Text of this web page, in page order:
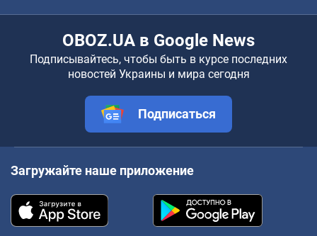
OBOZ.UA в Google News
Подписывайтесь, чтобы быть в курсе последних
новостей Украины и мира сегодня
Подписаться
Загружайте наше приложение